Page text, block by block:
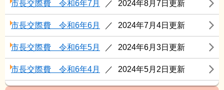
市長交際費 令和6年7月 2024年8月7日更新
市長交際費 令和6年6月 2024年7月4日更新
市長交際費 令和6年5月 2024年6月3日更新
市長交際費 令和6年4月 2024年5月2日更新